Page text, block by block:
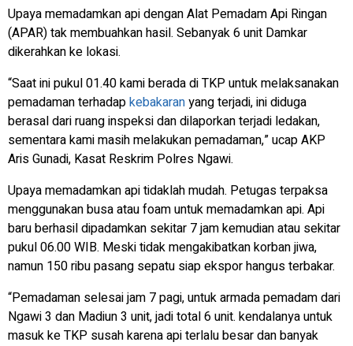
Upaya memadamkan api dengan Alat Pemadam Api Ringan
(APAR) tak membuahkan hasil. Sebanyak 6 unit Damkar
dikerahkan ke lokasi.
“Saat ini pukul 01.40 kami berada di TKP untuk melaksanakan
pemadaman terhadapkebakaranyang terjadi, ini diduga
berasal dari ruang inspeksi dan dilaporkan terjadi ledakan,
sementara kami masih melakukan pemadaman,” ucap AKP
Aris Gunadi, Kasat Reskrim Polres Ngawi.
Upaya memadamkan api tidaklah mudah. Petugas terpaksa
menggunakan busa atau foam untuk memadamkan api. Api
baru berhasil dipadamkan sekitar 7 jam kemudian atau sekitar
pukul 06.00 WIB. Meski tidak mengakibatkan korban jiwa,
namun 150 ribu pasang sepatu siap ekspor hangus terbakar.
“Pemadaman selesai jam 7 pagi, untuk armada pemadam dari
Ngawi 3 dan Madiun 3 unit, jadi total 6 unit. kendalanya untuk
masuk ke TKP susah karena api terlalu besar dan banyak